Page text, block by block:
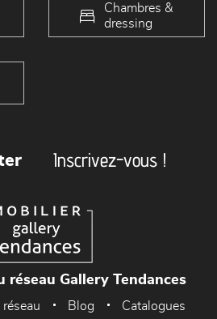
Chambres &
dressing
Inscrivez-vous !
réseau Gallery Tendances
réseau Blog
Catalogues